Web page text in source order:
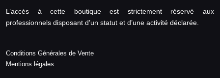
L’accès à cette boutique est strictement réservé aux
professionnels disposant d’un statut et d’une activité déclarée.
Conditions Générales de Vente
Mentions légales